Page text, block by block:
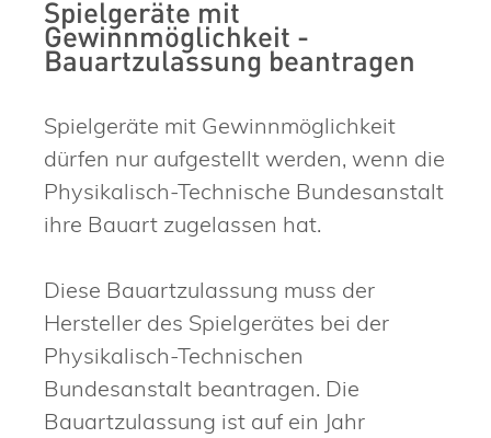
Spielgeräte mit
Gewinnmöglichkeit -
Bauartzulassung beantragen
Spielgeräte mit Gewinnmöglichkeit
dürfen nur aufgestellt werden, wenn die
Physikalisch-Technische Bundesanstalt
ihre Bauart zugelassen hat.
Diese Bauartzulassung muss der
Hersteller des Spielgerätes bei der
Physikalisch-Technischen
Bundesanstalt beantragen. Die
Bauartzulassung ist auf ein Jahr